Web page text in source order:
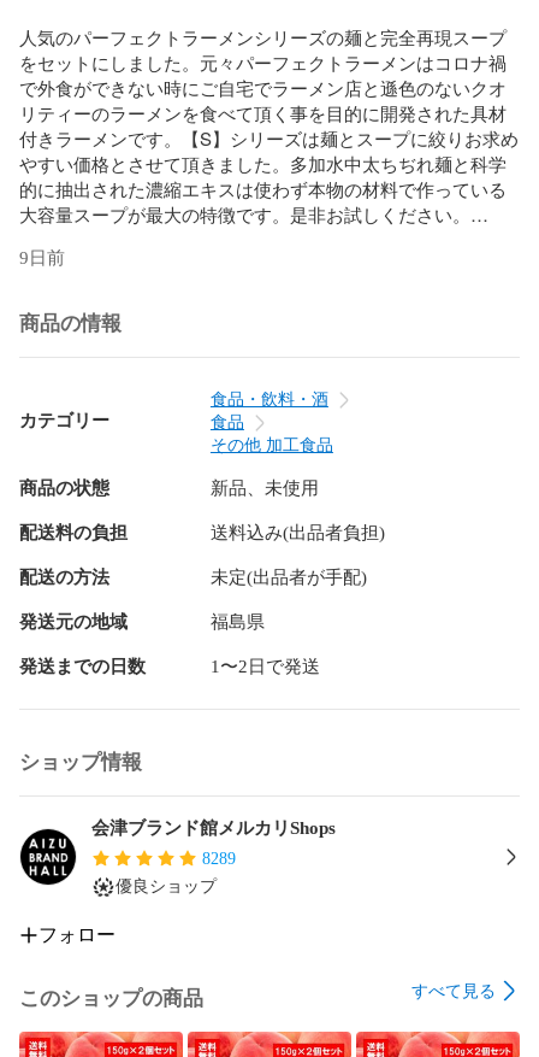
人気のパーフェクトラーメンシリーズの麺と完全再現スープ
をセットにしました。元々パーフェクトラーメンはコロナ禍
で外食ができない時にご自宅でラーメン店と遜色のないクオ
リティーのラーメンを食べて頂く事を目的に開発された具材
付きラーメンです。【S】シリーズは麺とスープに絞りお求め
やすい価格とさせて頂きました。多加水中太ちぢれ麺と科学
的に抽出された濃縮エキスは使わず本物の材料で作っている
大容量スープが最大の特徴です。是非お試しください。
9日前
商品の情報
カテゴリー
食品・飲料・酒
食品
その他 加工食品
商品の状態 新品、未使用
配送料の負担 送料込み(出品者負担)
配送の方法 未定(出品者が手配)
発送元の地域 福島県
発送までの日数 1〜2日で発送
ショップ情報
会津ブランド館メルカリShops
8289
優良ショップ
フォロー
このショップの商品 すべて見る